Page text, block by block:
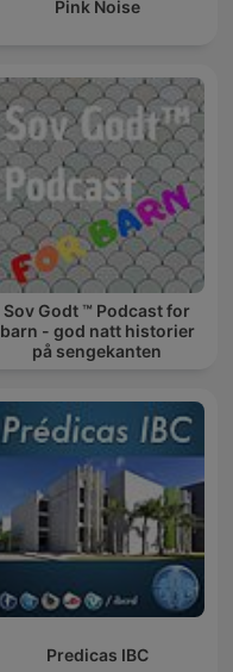
Pink Noise
Sov Godt ™ Podcast for
barn - god natt historier
på sengekanten
Predicas IBC